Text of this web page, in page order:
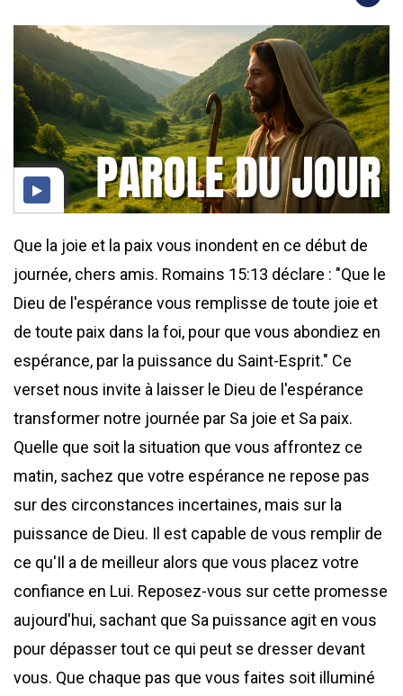
Que la joie et la paix vous inondent en ce début de
journée, chers amis. Romains 15:13 déclare : "Que le
Dieu de l'espérance vous remplisse de toute joie et
de toute paix dans la foi, pour que vous abondiez en
espérance, par la puissance du Saint-Esprit." Ce
verset nous invite à laisser le Dieu de l'espérance
transformer notre journée par Sa joie et Sa paix.
Quelle que soit la situation que vous affrontez ce
matin, sachez que votre espérance ne repose pas
sur des circonstances incertaines, mais sur la
puissance de Dieu. Il est capable de vous remplir de
ce qu'Il a de meilleur alors que vous placez votre
confiance en Lui. Reposez-vous sur cette promesse
aujourd'hui, sachant que Sa puissance agit en vous
pour dépasser tout ce qui peut se dresser devant
vous. Que chaque pas que vous faites soit illuminé